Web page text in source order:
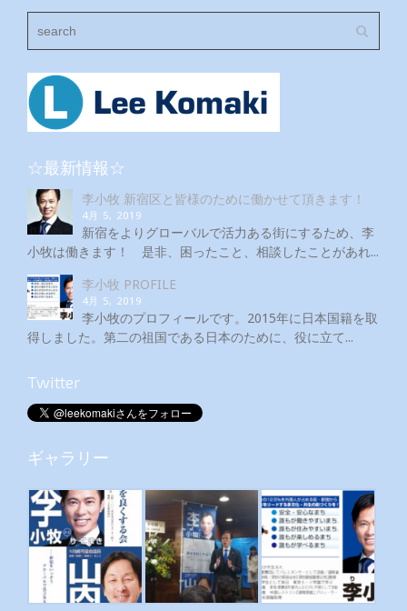
☆最新情報☆
李小牧 新宿区と皆様のために働かせて頂きます！
4月 5, 2019
新宿をよりグローバルで活力ある街にするため、李
小牧は働きます！ 是非、困ったこと、相談したことがあれ...
李小牧 PROFILE
4月 5, 2019
李小牧のプロフィールです。2015年に日本国籍を取
得しました。第二の祖国である日本のために、役に立て...
Twitter
ギャラリー